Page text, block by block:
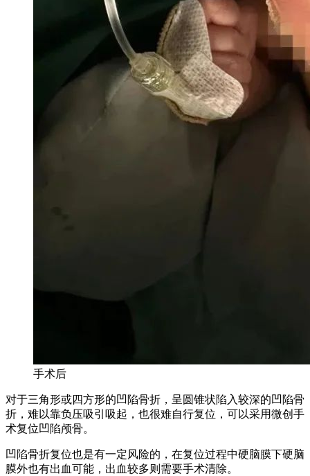
手术后
对于三角形或四方形的凹陷骨折，呈圆锥状陷入较深的凹陷骨
折，难以靠负压吸引吸起，也很难自行复位，可以采用微创手
术复位凹陷颅骨。
凹陷骨折复位也是有一定风险的，在复位过程中硬脑膜下硬脑
膜外也有出血可能，出血较多则需要手术清除。